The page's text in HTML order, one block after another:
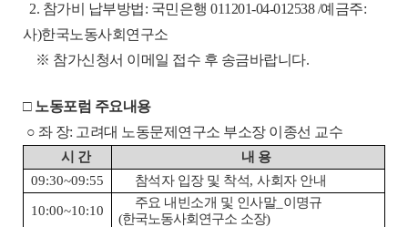
2. 참가비 납부방법: 국민은행 011201-04-012538 /예금주:
사)한국노동사회연구소
※ 참가신청서 이메일 접수 후 송금바랍니다.
□ 노동포럼 주요내용
○ 좌 장: 고려대 노동문제연구소 부소장 이종선 교수
시 간
내 용
09:30~09:55
참석자 입장 및 착석,사회자 안내
10:00~10:10
주요 내빈소개 및 인사말_ 이명규
(한국노동사회연구소 소장)